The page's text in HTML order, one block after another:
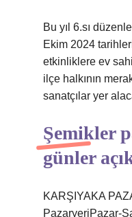
Bu yıl 6.sı
Ekim 2024
etkinliklere ev
ilçe halkının
sanatçılar yer
Şemikler
günler
KARŞIYAKA
PazaryeriPazar-